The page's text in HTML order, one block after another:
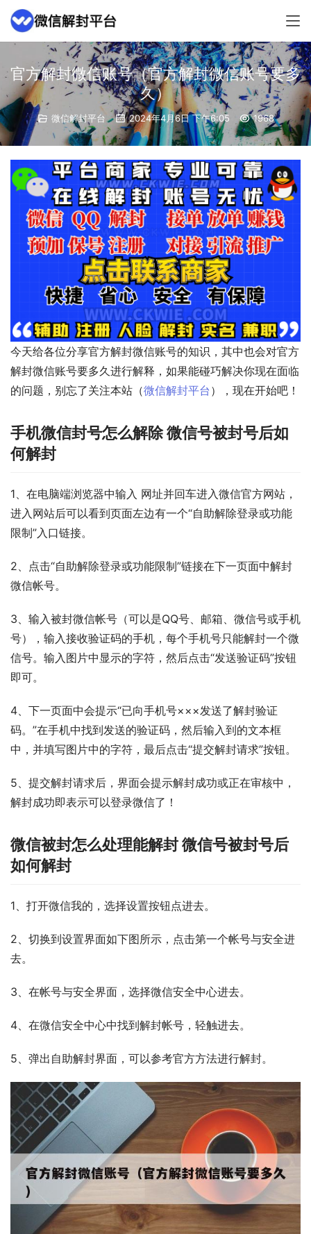
官方解封微信账号（官方解封微信账号要多
久）
微信解封平台 2024年4月6日 下午6:05 1968
今天给各位分享官方解封微信账号的知识，其中也会对官方
解封微信账号要多久进行解释，如果能碰巧解决你现在面临
的问题，别忘了关注本站（微信解封平台 ），现在开始吧！
手机微信封号怎么解除 微信号被封号后如
何解封
1、在电脑端浏览器中输入 网址并回车进入微信官方网站，
进入网站后可以看到页面左边有一个“自助解除登录或功能
限制”入口链接。
2、点击“自助解除登录或功能限制”链接在下一页面中解封
微信帐号。
3、输入被封微信帐号（可以是QQ号、邮箱、微信号或手机
号），输入接收验证码的手机，每个手机号只能解封一个微
信号。输入图片中显示的字符，然后点击“发送验证码”按钮
即可。
4、下一页面中会提示“已向手机号×××发送了解封验证
码。”在手机中找到发送的验证码，然后输入到的文本框
中，并填写图片中的字符，最后点击“提交解封请求”按钮。
5、提交解封请求后，界面会提示解封成功或正在审核中，
解封成功即表示可以登录微信了！
微信被封怎么处理能解封 微信号被封号后
如何解封
1、打开微信我的，选择设置按钮点进去。
2、切换到设置界面如下图所示，点击第一个帐号与安全进
去。
3、在帐号与安全界面，选择微信安全中心进去。
4、在微信安全中心中找到解封帐号，轻触进去。
5、弹出自助解封界面，可以参考官方方法进行解封。